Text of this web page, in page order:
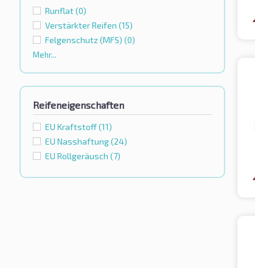
Runflat(0)
Verstärkter Reifen (15)
Felgenschutz (MFS) (0)
Mehr...
Reifeneigenschaften
EU Kraftstoff(11)
EU Nasshaftung(24)
EU Rollgeräusch (7)